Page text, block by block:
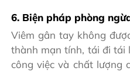
6. Biện pháp phòng
Viêm gân tay không
thành mạn tính, tái đi tái
công việc và chất lượng